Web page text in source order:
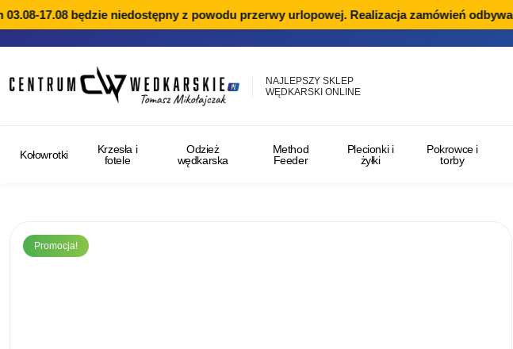
17.08 będzie niedostępny z powodu przerwy urlopowej. Realizacja zamówień odbywać
NAJLEPSZY SKLEP
WĘDKARSKI ONLINE
Kołowrotki
Krzesła i
fotele
Odzież
wędkarska
Method
Feeder
Plecionki i
żyłki
Pokrowce i
torby
Promocja!